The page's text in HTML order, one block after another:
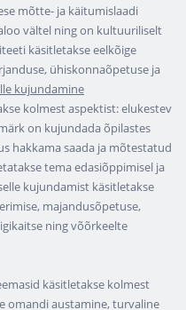
mõtte- ja käitumislaadi
vältel ning on kultuuriliselt
käsitletakse eelkõige
ühiskonnaõpetuse ja
kujundamine
kolmest aspektist: elukestev
on kujundada õpilastes
hakkama saada ja mõtestatud
tema edasiõppimisel ja
kujundamist käsitletakse
majandusõpetuse,
ning võõrkeelte
käsitletakse kolmest
omandi austamine, turvaline